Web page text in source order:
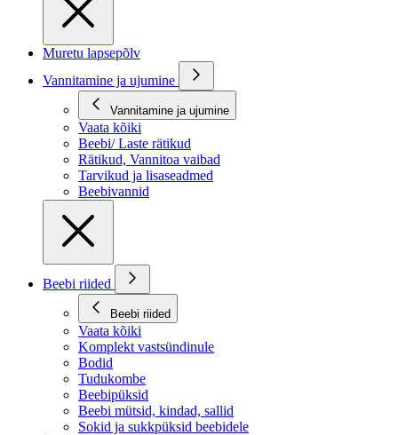
Muretu lapsepõlv
Vannitamine ja ujumine
Vannitamine ja ujumine
Vaata kõiki
Beebi/ Laste rätikud
Rätikud, Vannitoa vaibad
Tarvikud ja lisaseadmed
Beebivannid
Beebi riided
Beebi riided
Vaata kõiki
Komplekt vastsündinule
Bodid
Tudukombe
Beebipüksid
Beebi mütsid, kindad, sallid
Sokid ja sukkpüksid beebidele